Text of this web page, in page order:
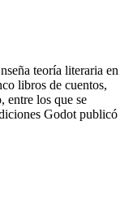
teoría literaria en
libros de cuentos,
entre los que se
Godot publicó